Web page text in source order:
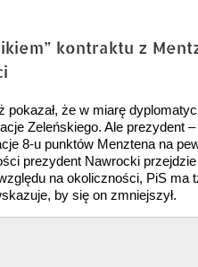
kontraktu z
że w miarę
Zeleńskiego. Ale prezydent
8-u punktów Menztena na
prezydent Nawrocki
na okoliczności, PiS ma
by się on zmniejszył.